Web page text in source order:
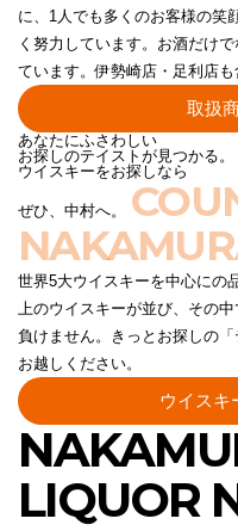
に、1人でも多くのお客様の笑
く努力しています。お酒だけ
ています。伊勢崎店・足利店も
取扱
あなたにふさわしい
お探しのテイストが見つかる。
ウイスキーをお探しなら
ぜひ、中村へ。
世界5大ウイスキーを中心にの
上のウイスキーが並び、その
負けません。きっとお探しの
お越しください。
ウイスキ
LIQUOR